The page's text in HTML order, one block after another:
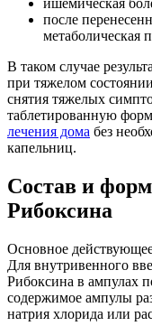
ишемическая
после
метаболическая
В таком случае
при тяжелом
снятия тяжелых
таблетированную
лечения дома без
капельниц.
Состав и
Рибоксина
Основное
Для внутривенного
Рибоксина в ампулах
содержимое ампулы
натрия хлорида или